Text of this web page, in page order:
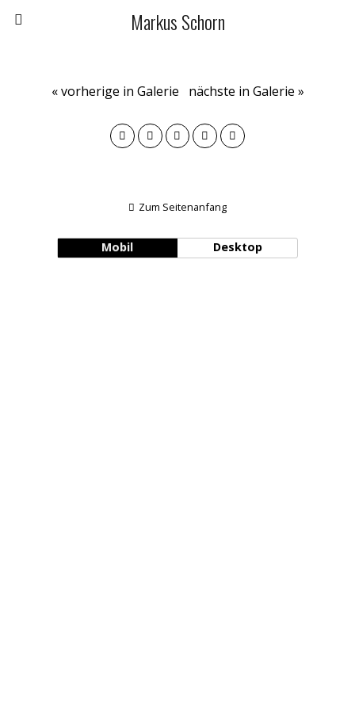
Markus Schorn
« vorherige in Galerie nächste in Galerie »
Zum Seitenanfang
Mobil Desktop